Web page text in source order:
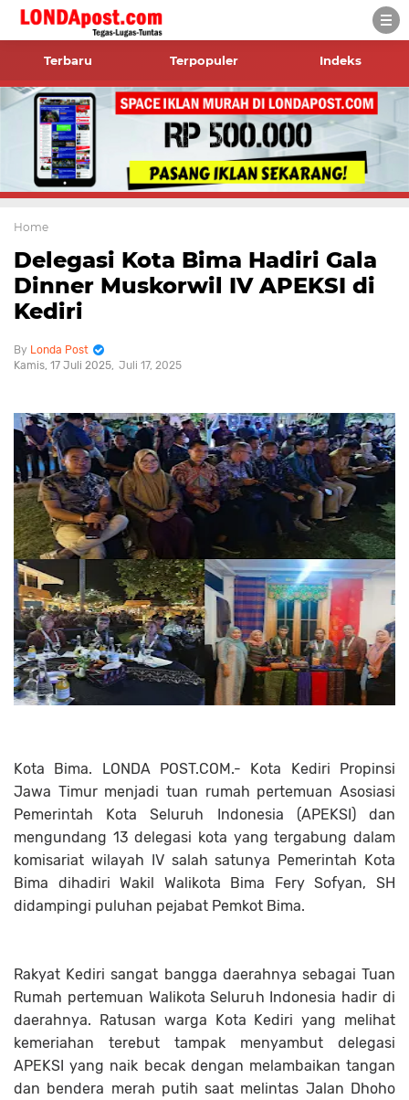
Terbaru Terpopuler Indeks
Home
Delegasi Kota Bima Hadiri Gala
Dinner Muskorwil IV APEKSI di
Kediri
Londa Post
Kamis, 17 Juli 2025 Juli 17, 2025
Kota Bima. LONDA POST.COM.- Kota Kediri Propinsi
Jawa Timur menjadi tuan rumah pertemuan Asosiasi
Pemerintah Kota Seluruh Indonesia (APEKSI) dan
mengundang 13 delegasi kota yang tergabung dalam
komisariat wilayah IV salah satunya Pemerintah Kota
Bima dihadiri Wakil Walikota Bima Fery Sofyan, SH
didampingi puluhan pejabat Pemkot Bima.
Rakyat Kediri sangat bangga daerahnya sebagai Tuan
Rumah pertemuan Walikota Seluruh Indonesia hadir di
daerahnya. Ratusan warga Kota Kediri yang melihat
kemeriahan terebut tampak menyambut delegasi
APEKSI yang naik becak dengan melambaikan tangan
dan bendera merah putih saat melintas Jalan Dhoho